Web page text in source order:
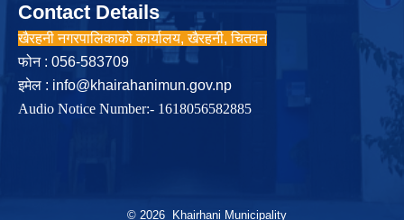
Contact Details
खैरहनी नगरपालिकाको कार्यालय, खैरहनी, चितवन
फोन : 056-583709
इमेल : info@khairahanimun.gov.np
© 2026 Khairhani Municipality